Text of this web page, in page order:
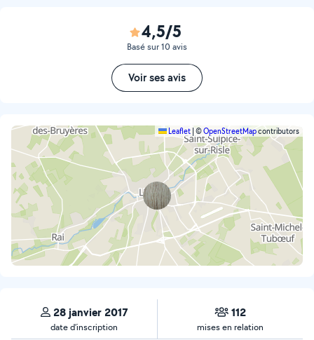
4,5/5
Basé sur 10 avis
Voir ses avis
Leaflet ©OpenStreetMapcontributors
28 janvier 2017
date d’inscription
112
mises en relation